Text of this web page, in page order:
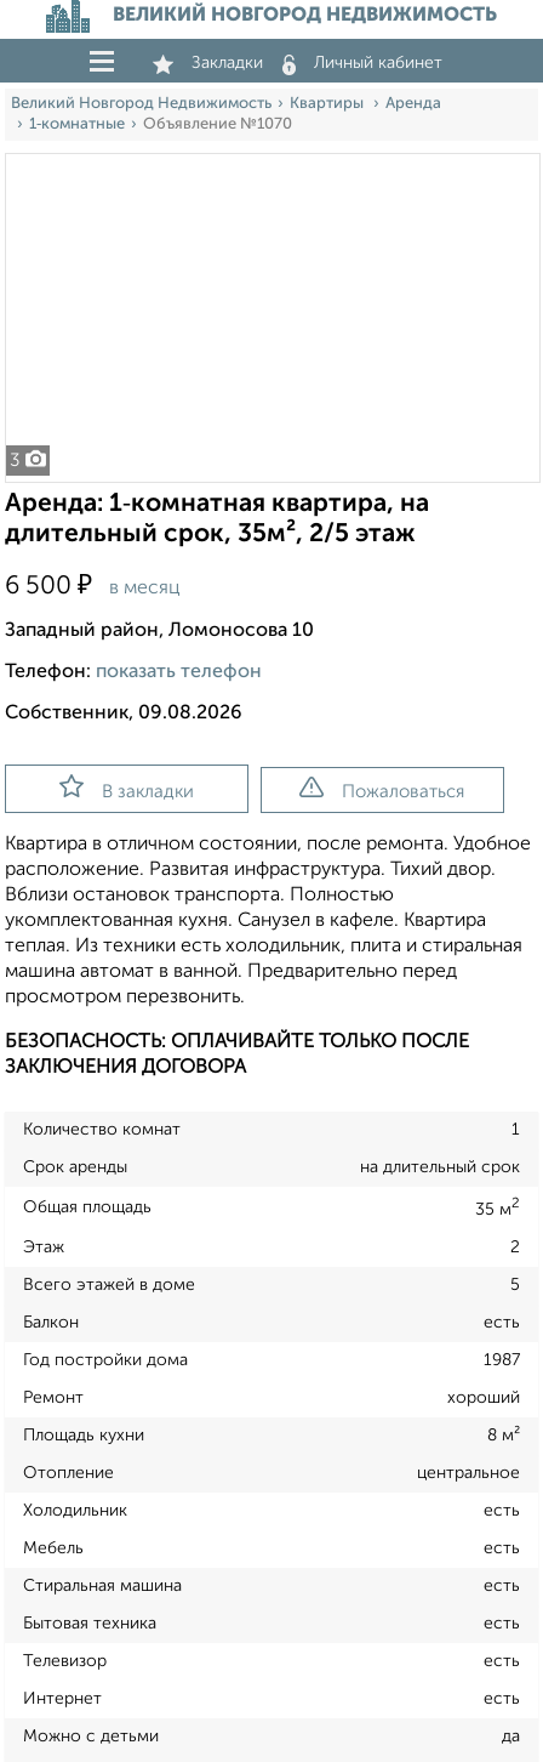
ВЕЛИКИЙ НОВГОРОД НЕДВИЖИМОСТЬ
Закладки Личный кабинет
Великий Новгород Недвижимость Квартиры
Аренда
1‑комнатные
Объявление №1070
3
Аренда: 1‑комнатная квартира, на
длительный срок, 35м², 2/5 этаж
6 500 ₽ в месяц
Западный район, Ломоносова 10
Телефон: показать телефон
Собственник, 09.08.2026
В закладки Пожаловаться
Квартира в отличном состоянии, после ремонта. Удобное
расположение. Развитая инфраструктура. Тихий двор.
Вблизи остановок транспорта. Полностью
укомплектованная кухня. Санузел в кафеле. Квартира
теплая. Из техники есть холодильник, плита и стиральная
машина автомат в ванной. Предварительно перед
просмотром перезвонить.
БЕЗОПАСНОСТЬ: ОПЛАЧИВАЙТЕ ТОЛЬКО ПОСЛЕ
ЗАКЛЮЧЕНИЯ ДОГОВОРА
Количество комнат 1
Срок аренды на длительный срок
Общая площадь 35 м2
Этаж 2
Всего этажей в доме 5
Балкон есть
Год постройки дома 1987
Ремонт хороший
Площадь кухни 8 м²
Отопление центральное
Холодильник есть
Мебель есть
Стиральная машина есть
Бытовая техника есть
Телевизор есть
Интернет есть
Можно с детьми да